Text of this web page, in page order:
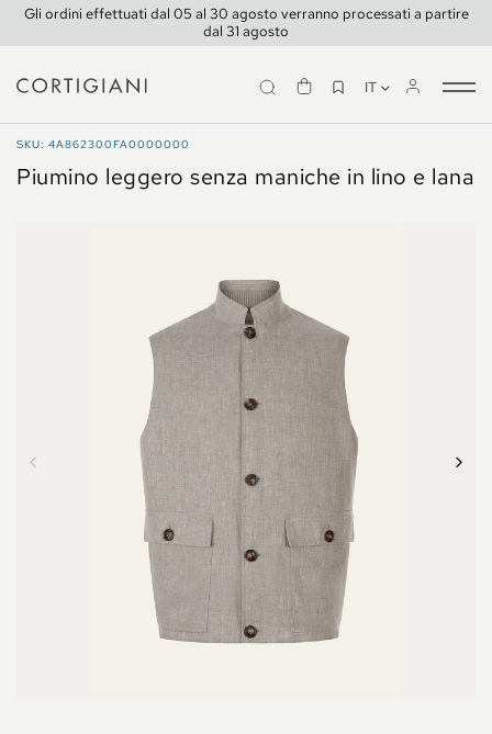
Gli ordini effettuati dal 05 al 30 agosto verranno processati a partire
dal 31 agosto
IT
SKU: 4A862300FA0000000
Piumino leggero senza maniche in lino e lana